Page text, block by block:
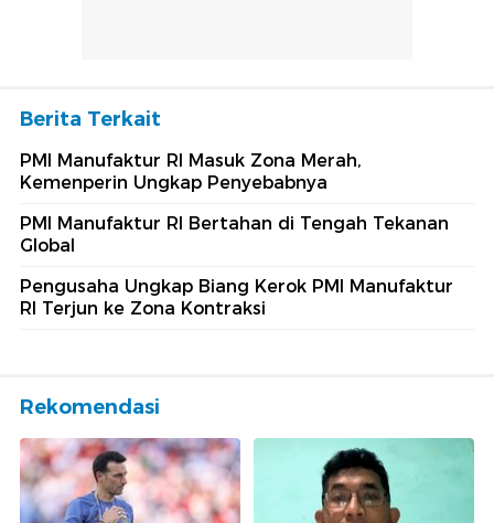
Berita Terkait
PMI Manufaktur RI Masuk Zona Merah,
Kemenperin Ungkap Penyebabnya
PMI Manufaktur RI Bertahan di Tengah Tekanan
Global
Pengusaha Ungkap Biang Kerok PMI Manufaktur
RI Terjun ke Zona Kontraksi
Rekomendasi